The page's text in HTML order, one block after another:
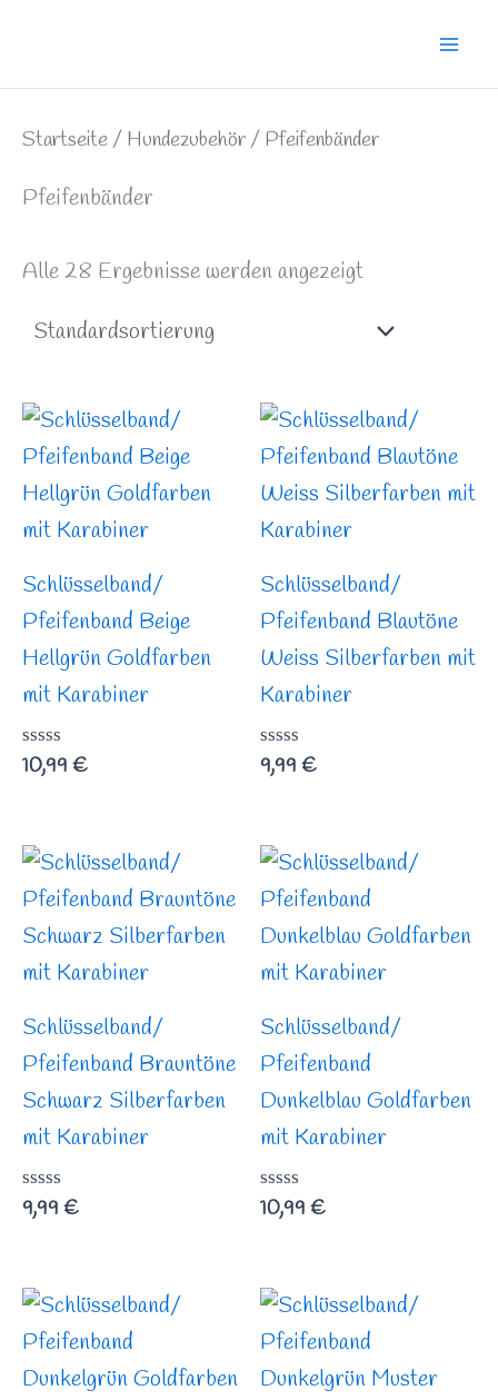
springen
Startseite/ Hundezubehör/ Pfeifenbänder
Pfeifenbänder
Alle 28 Ergebnisse werden angezeigt
Schlüsselband/
Pfeifenband Beige
Hellgrün Goldfarben
mit Karabiner
Bewertet
mit
10,99 €
Schlüsselband/
Pfeifenband Blautöne
Weiss Silberfarben mit
Karabiner
Bewertet
mit
9,99 €
Schlüsselband/
Pfeifenband Brauntöne
Schwarz Silberfarben
mit Karabiner
Bewertet
mit
9,99 €
Schlüsselband/
Pfeifenband
Dunkelblau Goldfarben
mit Karabiner
Bewertet
mit
10,99 €